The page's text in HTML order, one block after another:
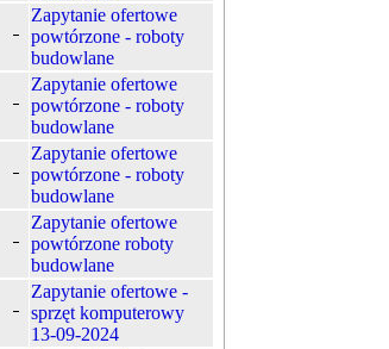
Zapytanie ofertowe
powtórzone - roboty
budowlane
Zapytanie ofertowe
powtórzone - roboty
budowlane
Zapytanie ofertowe
powtórzone - roboty
budowlane
Zapytanie ofertowe
powtórzone roboty
budowlane
Zapytanie ofertowe -
sprzęt komputerowy
13-09-2024